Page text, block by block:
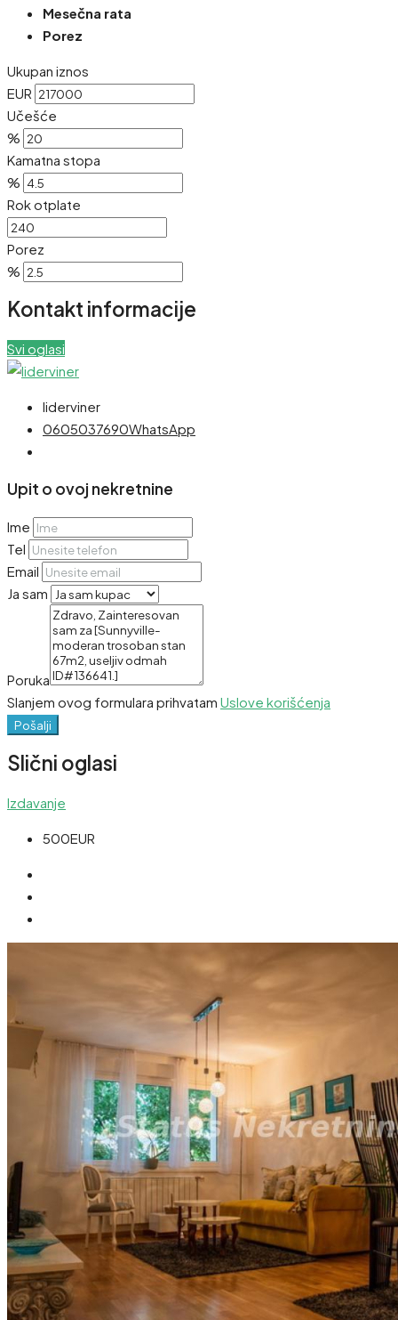
Mesečna rata
Porez
Ukupan iznos
EUR
Učešće
%
Kamatna stopa
%
Rok otplate
Porez
%
Kontakt informacije
Svi oglasi
liderviner
0605037690WhatsApp
Upit o ovoj nekretnine
Ime
Tel
Email
Ja sam
Poruka
Slanjem ovog formulara prihvatam Uslove korišćenja
Pošalji
Slični oglasi
Izdavanje
500EUR